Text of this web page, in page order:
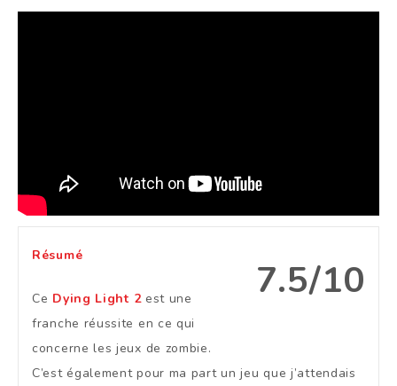
7.5/10
Résumé
Ce Dying Light 2est une
franche réussite en ce qui
concerne les jeux de zombie.
C’est également pour ma part un jeu que j’attendais